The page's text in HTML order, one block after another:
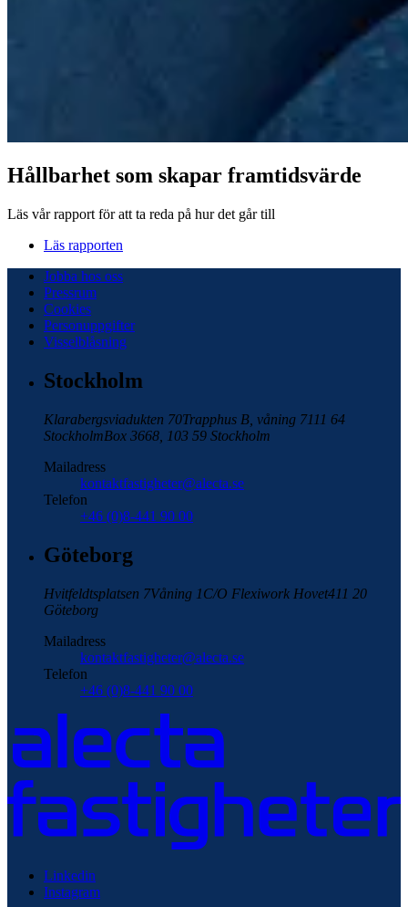
Hållbarhet som skapar framtidsvärde
Läs vår rapport för att ta reda på hur det går till
Läs rapporten
Jobba hos oss
Pressrum
Cookies
Personuppgifter
Visselblåsning
Stockholm
Klarabergsviadukten 70Trapphus B, våning 7111 64
StockholmBox 3668, 103 59 Stockholm
Mailadress
kontaktfastigheter@alecta.se
Telefon
+46 (0)8-441 90 00
Göteborg
Hvitfeldtsplatsen 7Våning 1C/O Flexiwork Hovet411 20
Göteborg
Mailadress
kontaktfastigheter@alecta.se
Telefon
+46 (0)8-441 90 00
Linkedin
Instagram